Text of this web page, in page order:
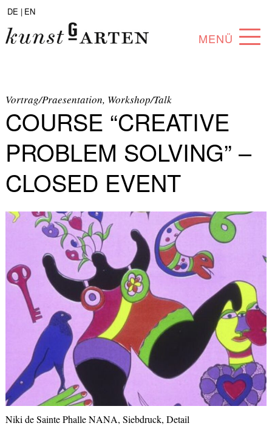
DE | EN
MENÜ
ABOUT
COLLECTION
ARTISTS
PARTNERS
ANGEBOTE
Vortrag/Praesentation, Workshop/Talk
COURSE “CREATIVE
PROBLEM SOLVING” –
CLOSED EVENT
Niki de Sainte Phalle NANA, Siebdruck, Detail